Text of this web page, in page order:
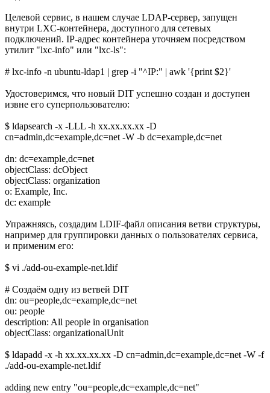
Целевой сервис, в нашем случае LDAP-сервер, запущен
внутри LXC-контейнера, доступного для сетевых
подключений. IP-адрес контейнера уточняем посредством
утилит "lxc-info" или "lxc-ls":
# lxc-info -n ubuntu-ldap1 | grep -i "^IP:" | awk '{print $2}'
Удостоверимся, что новый DIT успешно создан и доступен
извне его суперпользователю:
$ ldapsearch -x -LLL -h xx.xx.xx.xx -D
cn=admin,dc=example,dc=net -W -b dc=example,dc=net
dn: dc=example,dc=net
objectClass: dcObject
objectClass: organization
o: Example, Inc.
dc: example
Упражняясь, создадим LDIF-файл описания ветви структуры,
например для группировки данных о пользователях сервиса,
и применим его:
$ vi ./add-ou-example-net.ldif
# Создаём одну из ветвей DIT
dn: ou=people,dc=example,dc=net
ou: people
description: All people in organisation
objectClass: organizationalUnit
$ ldapadd -x -h xx.xx.xx.xx -D cn=admin,dc=example,dc=net -W -f
./add-ou-example-net.ldif
adding new entry "ou=people,dc=example,dc=net"